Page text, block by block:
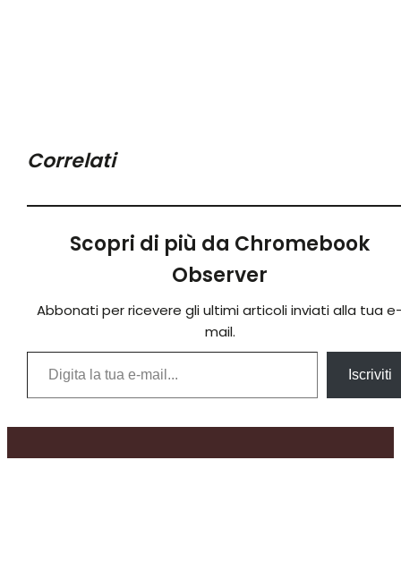
Correlati
Scopri di più da Chromebook
Observer
Abbonati per ricevere gli ultimi articoli inviati alla tua
mail.
Digita la tua e-mail...
Iscriviti